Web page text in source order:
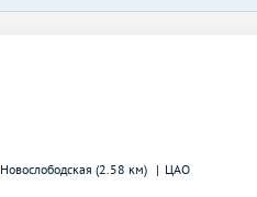
Новослободская (2.58 км) ЦАО